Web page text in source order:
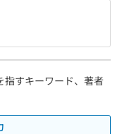
指すキーワード、著者